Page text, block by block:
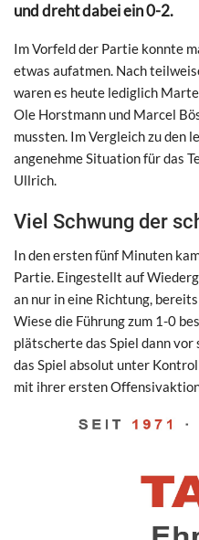
und dreht dabei ein 0-2.
Im Vorfeld der Partie konnte
etwas aufatmen. Nach
waren es heute lediglich
Ole Horstmann und Marcel
mussten. Im Vergleich zu den
angenehme Situation für das
Ullrich.
Viel Schwung der
In den ersten fünf Minuten
Partie. Eingestellt auf
an nur in eine Richtung,
Wiese die Führung zum 1-0
plätscherte das Spiel dann
das Spiel absolut unter
mit ihrer ersten